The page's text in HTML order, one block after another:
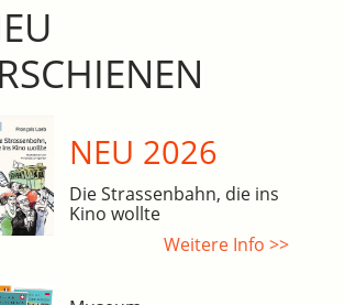
NEU 2026
Die Strassenbahn, die ins
Kino wollte
Weitere Info >>